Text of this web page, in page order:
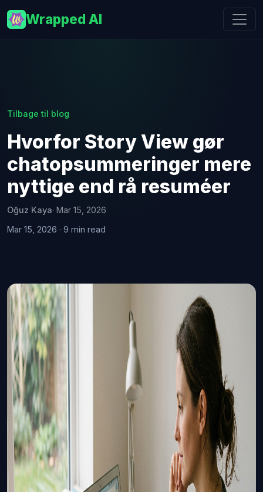
Wrapped AI
Tilbage til blog
Hvorfor Story View gør
chatopsummeringer mere
nyttige end rå resuméer
Oğuz Kaya· Mar 15, 2026
Mar 15, 2026 · 9 min read